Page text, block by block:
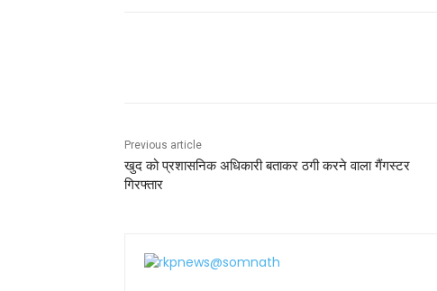
Previous article
खुद को प्रशासनिक अधिकारी बताकर ठगी करने वाला गैंगस्टर
गिरफ्तार